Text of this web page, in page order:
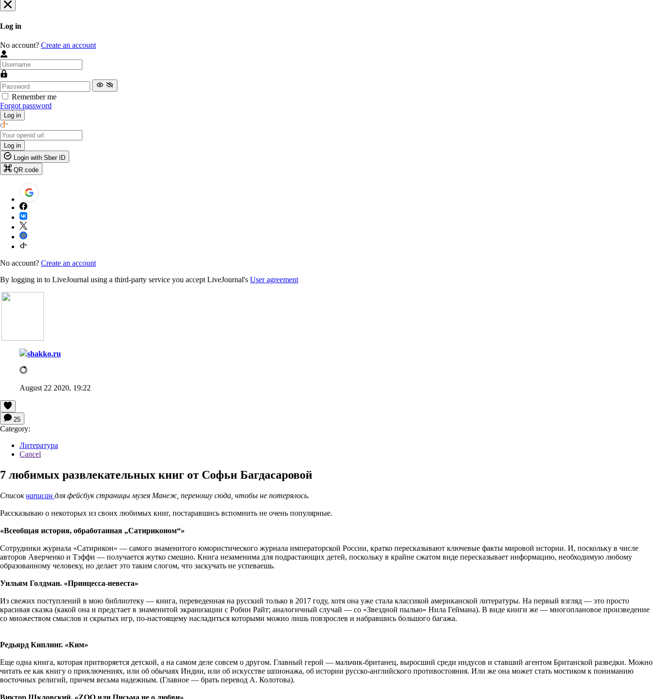
Log in
No account? Create an account
Remember me
Forgot password
Log in
Log in
Login with Sber ID
QR code
No account? Create an account
By logging in to LiveJournal using a third-party service you accept LiveJournal's User agreement
shakko.ru
August 22 2020, 19:22
25
Category:
Литература
Cancel
7 любимых развлекательных книг от Софьи Багдасаровой
Списокнаписан для фейсбук страницы музея Манеж, переношу сюда, чтобы не потерялось.
Рассказываю о некоторых из своих любимых книг, постаравшись вспомнить не очень популярные.
«Всеобщая история, обработанная „Сатириконом“»
Сотрудники журнала «Сатирикон» — самого знаменитого юмористического журнала императорской России, кратко пересказывают ключевые факты мировой истории. И, поскольку в числе
авторов Аверченко и Тэффи — получается жутко смешно. Книга незаменима для подрастающих детей, поскольку в крайне сжатом виде пересказывает информацию, необходимую любому
образованному человеку, но делает это таким слогом, что заскучать не успеваешь.
Уильям Голдман. «Принцесса-невеста»
Из свежих поступлений в мою библиотеку — книга, переведенная на русский только в 2017 году, хотя она уже стала классикой американской литературы. На первый взгляд — это просто
красивая сказка (какой она и предстает в знаменитой экранизации с Робин Райт; аналогичный случай — со «Звездной пылью» Нила Геймана). В виде книги же — многоплановое произведение
со множеством смыслов и скрытых игр, по-настоящему насладиться которыми можно лишь повзрослев и набравшись большого багажа.
Редьярд Киплинг. «Ким»
Еще одна книга, которая притворяется детской, а на самом деле совсем о другом. Главный герой — мальчик-британец, выросший среди индусов и ставший агентом Британской разведки. Можно
читать ее как книгу о приключениях, или об обычаях Индии, или об искусстве шпионажа, об истории русско-английского противостояния. Или же она может стать мостиком к пониманию
восточных религий, причем весьма надежным. (Главное — брать перевод А. Колотова).
Виктор Шкловский. «ZOO или Письма не о любви»